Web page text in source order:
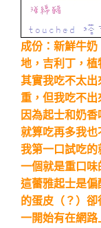
成份：新鮮牛
地，吉利丁，
其實我吃不太
重，但我吃不出
因為起士和奶
就算吃再多我也
我第一口試吃的
一個就是重口味
這蕾雅起士是偏
的蛋皮（？）卻
一開始有在網路